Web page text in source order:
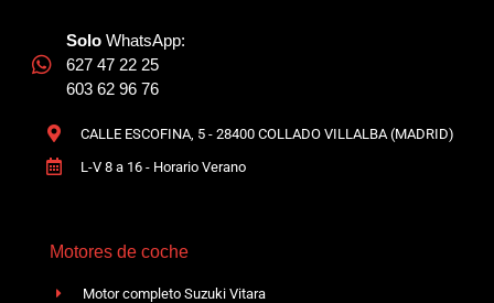
Solo WhatsApp:
627 47 22 25
603 62 96 76
CALLE ESCOFINA, 5 - 28400 COLLADO VILLALBA (MADRID)
L-V 8 a 16 - Horario Verano
Motores de coche
Motor completo Suzuki Vitara